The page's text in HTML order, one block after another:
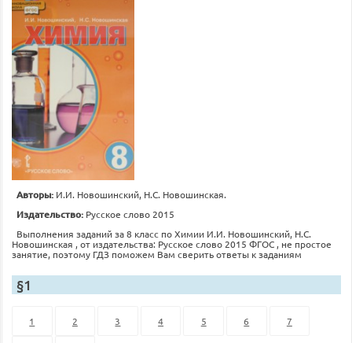
Авторы: И.И. Новошинский, Н.С. Новошинская.
Издательство: Русское слово 2015
Выполнения заданий за 8 класс по Химии И.И. Новошинский, Н.С.
Новошинская , от издательства: Русское слово 2015 ФГОС , не простое
занятие, поэтому ГДЗ поможем Вам сверить ответы к заданиям
§1
1 2 3 4 5 6 7